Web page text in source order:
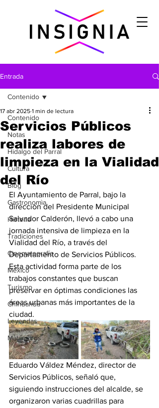
Entrada
Contenido
Notas
Hidalgo del Parral
Cultura
Blog
Gastronomìa
Historia
Tradiciones
Cinematografía
México
Turismo
Chihuahua
Leyendas
Matamoros
Contenido
Servicios Públicos
realiza labores de
limpieza en la Vialidad
del Río
17 abr 2025 1 min de lectura
El Ayuntamiento de Parral, bajo la
dirección del Presidente Municipal
Salvador Calderón, llevó a cabo una
jornada intensiva de limpieza en la
Vialidad del Río, a través del
Departamento de Servicios Públicos.
Esta actividad forma parte de los
trabajos constantes que buscan
preservar en óptimas condiciones las
áreas urbanas más importantes de la
ciudad.
Eduardo Váldez Méndez, director de
Servicios Públicos, señaló que,
siguiendo instrucciones del alcalde, se
organizaron varias cuadrillas para